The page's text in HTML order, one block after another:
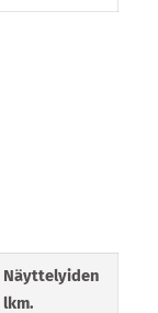
Näyttelyiden
lkm.